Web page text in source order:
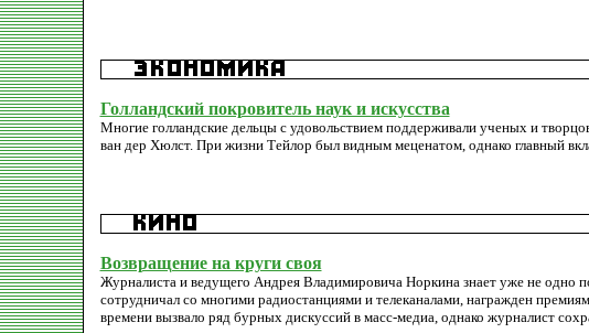
Голландский покровитель наук и искусства
Многие голландские дельцы с удовольствием поддерживали ученых и
ван дер Хюлст. При жизни Тейлор был видным меценатом, однако главный
Возвращение на круги своя
Журналиста и ведущего Андрея Владимировича Норкина знает уже не одно
сотрудничал со многими радиостанциями и телеканалами, награжден
времени вызвало ряд бурных дискуссий в масс-медиа, однако журналист